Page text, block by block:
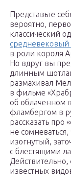
Представьте
вероятно,
классический
средневековый
в роли короля
Но вдруг вы
длинным
размахивал
в фильме
об облаченном
фламбергом в
рассказать про
не
изогнутый,
с блестящими
известных